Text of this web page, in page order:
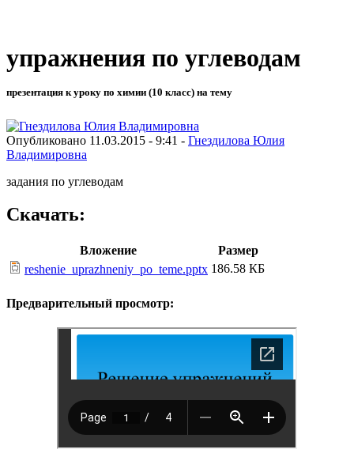
упражнения по углеводам
презентация к уроку по химии (10 класс) на тему
Опубликовано 11.03.2015 - 9:41 - Гнездилова Юлия
Владимировна
задания по углеводам
Скачать:
Вложение
Размер
reshenie_uprazhneniy_po_teme.pptx 186.58 КБ
Предварительный просмотр: